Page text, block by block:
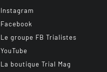
Instagram
Facebook
Le groupe FB Trialistes
YouTube
La boutique Trial Mag